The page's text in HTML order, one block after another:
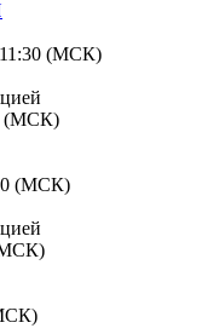
11:30 (МСК)
(МСК)
(МСК)